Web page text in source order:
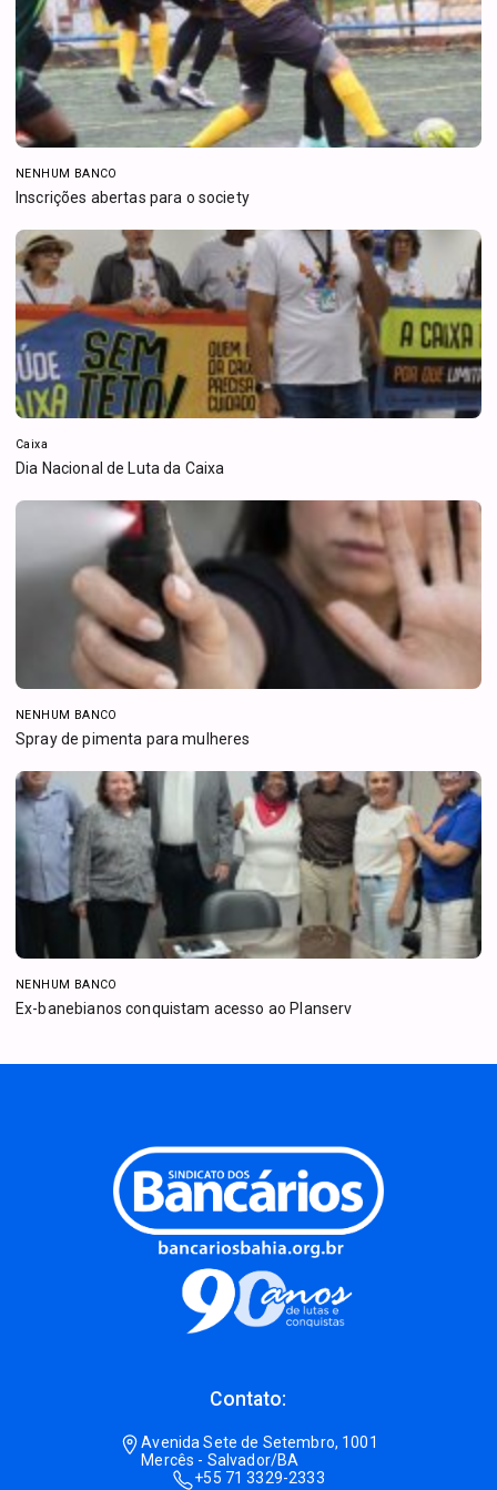
NENHUM BANCO
Inscrições abertas para o society
Caixa
Dia Nacional de Luta da Caixa
NENHUM BANCO
Spray de pimenta para mulheres
NENHUM BANCO
Ex-banebianos conquistam acesso ao Planserv
Contato:
Avenida Sete de Setembro, 1001
Mercês - Salvador/BA
+55 71 3329-2333